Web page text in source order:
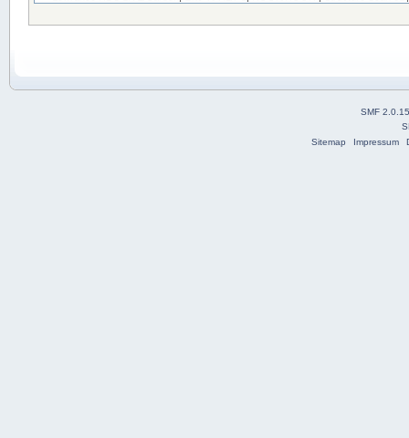
SMF 2.0.15
Sitemap
Impressum